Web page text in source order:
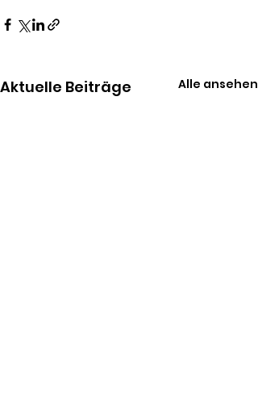
Aktuelle Beiträge Alle ansehen